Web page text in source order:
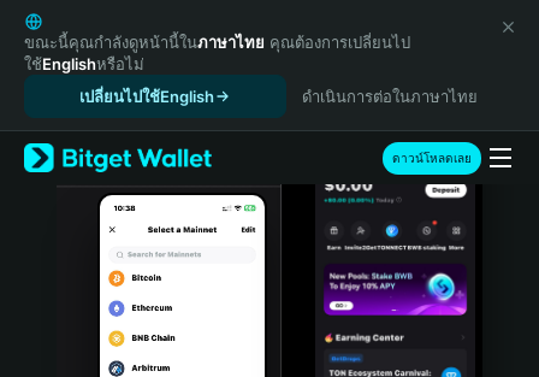
English
日本語
Tiếng Việt
Español (Latinoamérica)
Türkçe
Italiano
Português (Portugal)
Bahasa Indonesia
ขณะนี้คุณกำลังดูหน้านี้ในภาษาไทย คุณต้องการเปลี่ยนไป
ใช้Englishหรือไม่
เปลี่ยนไปใช้English
ดำเนินการต่อในภาษาไทย
ดาวน์โหลดเลย